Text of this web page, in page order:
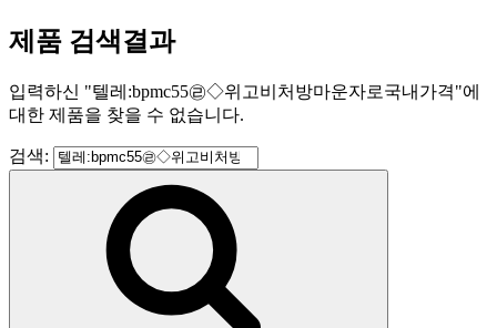
제품 검색결과
입력하신 "텔레:bpmc55㉣◇위고비처방마운자로국내가격"에
대한 제품을 찾을 수 없습니다.
검색: